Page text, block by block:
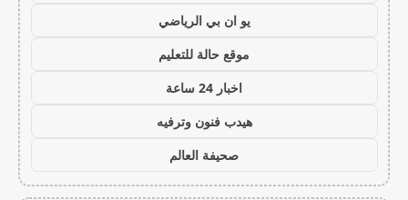
يو ان بي الرياضي
موقع حالة للتعليم
اخبار 24 ساعة
هيدب فنون وترفيه
صحيفة العالم